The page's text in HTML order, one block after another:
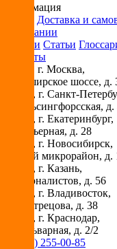
Информация
Доставка и
О компании
Новости Статьи
Контакты
, г. Москва,
ул. Каширское шоссе,
, г. Санкт-
ул. Гельсингфорсская,
, г. Екатеринбург,
ул. Карьерная, д. 28
, г. Новосибирск,
Горский микрорайон, д.
, г. Казань,
ул. Журналистов, д. 56
, г. Владивосток,
ул. Вострецова, д. 38
, г. Краснодар,
ул. Бульварная, д. 2/2
+7 (495) 255-00-85